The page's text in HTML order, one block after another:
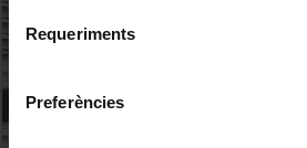
consultar laPolítica de galetes del
Selecció
de Requeriments
Preferències